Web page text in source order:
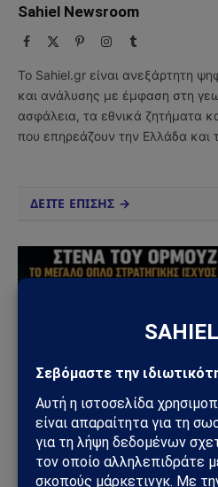
Sahiel Newsroom
Facebook PinterestInstagram
Tumblr
Το Sahiel.gr είναι ανεξάρτητη
και ανάλυσης με έμφαση στη
ασφάλεια, τα εθνικά ζητήματα
που επηρεάζουν την Ελλάδα και
ΔΕΙΤΕ ΕΠΙΣΗΣ →